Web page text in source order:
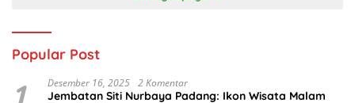
Popular Post
Desember 16, 2025 2 Komentar
Jembatan Siti Nurbaya Padang: Ikon Wisata Malam